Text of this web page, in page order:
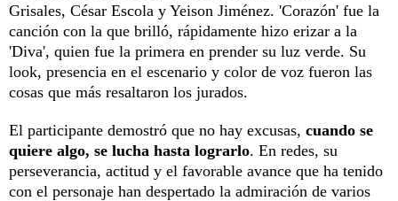
Grisales, César Escola y Yeison Jiménez. 'Corazón' fue la
canción con la que brilló, rápidamente hizo erizar a la
'Diva', quien fue la primera en prender su luz verde. Su
look, presencia en el escenario y color de voz fueron las
cosas que más resaltaron los jurados.
El participante demostró que no hay excusas, cuando se
quiere algo, se lucha hasta lograrlo. En redes, su
perseverancia, actitud y el favorable avance que ha tenido
con el personaje han despertado la admiración de varios